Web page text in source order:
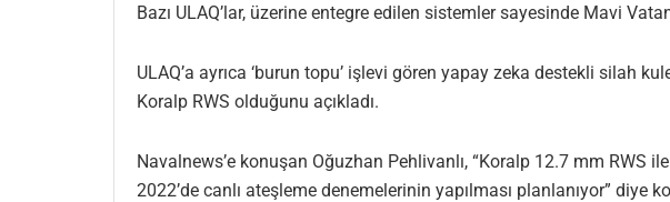
Bazı ULAQ’lar, üzerine entegre edilen sistemler sayesinde Mavi
ULAQ’a ayrıca ‘burun topu’ işlevi gören yapay zeka destekli silah
Koralp RWS olduğunu açıkladı.
Navalnews’e konuşan Oğuzhan Pehlivanlı, “Koralp 12.7 mm RWS
2022’de canlı ateşleme denemelerinin yapılması planlanıyor” diye